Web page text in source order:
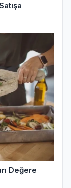
Değere